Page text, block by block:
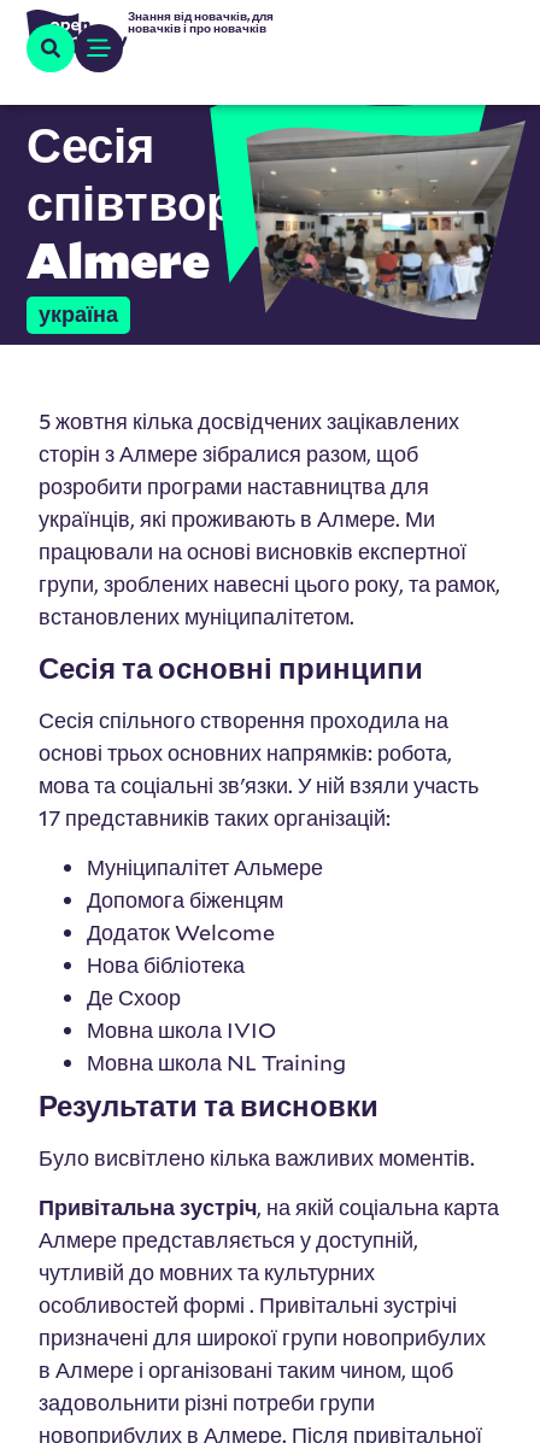
Знання від новачків, для
новачків і про новачків
Сесія
співтворчості
Almere
україна
5 жовтня кілька досвідчених зацікавлених
сторін з Алмере зібралися разом, щоб
розробити програми наставництва для
українців, які проживають в Алмере. Ми
працювали на основі висновків експертної
групи, зроблених навесні цього року, та рамок,
встановлених муніципалітетом.
Сесія та основні принципи
Сесія спільного створення проходила на
основі трьох основних напрямків: робота,
мова та соціальні зв'язки. У ній взяли участь
17 представників таких організацій:
Муніципалітет Альмере
Допомога біженцям
Додаток Welcome
Нова бібліотека
Де Схоор
Мовна школа IVIO
Мовна школа NL Training
Результати та висновки
Було висвітлено кілька важливих моментів.
Привітальна зустріч, на якій соціальна карта
Алмере представляється у доступній,
чутливій до мовних та культурних
особливостей формі . Привітальні зустрічі
призначені для широкої групи новоприбулих
в Алмере і організовані таким чином, щоб
задовольнити різні потреби групи
новоприбулих в Алмере. Після привітальної